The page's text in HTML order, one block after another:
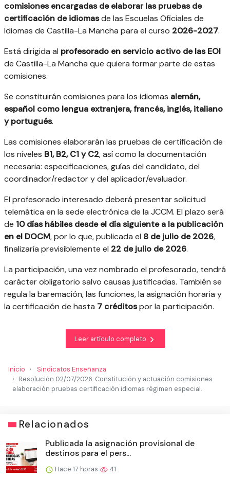
comisiones encargadas de elaborar las pruebas de
certificación de idiomasde las Escuelas Oficiales de
Idiomas de Castilla-La Mancha para el curso 2026-2027.
Está dirigida al profesorado en servicio activo de las EOI
de Castilla-La Mancha que quiera formar parte de estas
comisiones.
Se constituirán comisiones para los idiomas alemán,
español como lengua extranjera, francés, inglés, italiano
y portugués.
Las comisiones elaborarán las pruebas de certificación de
los niveles B1, B2, C1 y C2, así como la documentación
necesaria: especificaciones, guías del candidato, del
coordinador/redactor y del aplicador/evaluador.
El profesorado interesado deberá presentar solicitud
telemática en la sede electrónica de la JCCM. El plazo será
de 10 días hábiles desde el día siguiente a la publicación
en el DOCM, por lo que, publicada el 8 de julio de 2026,
finalizaría previsiblemente el 22 de julio de 2026.
La participación, una vez nombrado el profesorado, tendrá
carácter obligatorio salvo causas justificadas. También se
regula la baremación, las funciones, la asignación horaria y
la certificación de hasta 7 créditospor la participación.
Leer artículo completo
Inicio
Sindicatos Enseñanza
Resolución 02/07/2026. Constitución y actuación comisiones
elaboración pruebas certificación idiomas régimen especial.
Relacionados
Publicada la asignación provisional de
destinos para el pers...
Hace 17 horas 41